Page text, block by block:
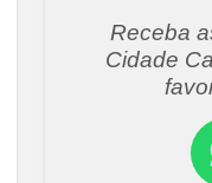
Receba
Cidade